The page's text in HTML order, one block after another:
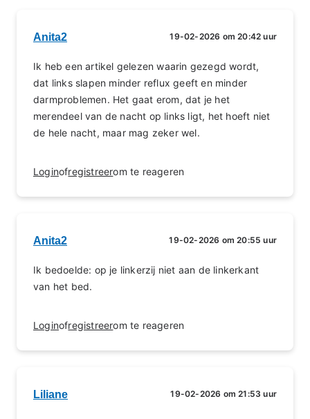
Anita2 19-02-2026 om 20:42 uur
Ik heb een artikel gelezen waarin gezegd wordt,
dat links slapen minder reflux geeft en minder
darmproblemen. Het gaat erom, dat je het
merendeel van de nacht op links ligt, het hoeft niet
de hele nacht, maar mag zeker wel.
Loginofregistreerom te reageren
Anita2 19-02-2026 om 20:55 uur
Ik bedoelde: op je linkerzij niet aan de linkerkant
van het bed.
Loginofregistreerom te reageren
Liliane 19-02-2026 om 21:53 uur